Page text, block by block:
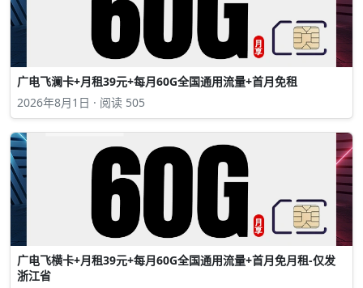
广电飞澜卡+月租39元+每月60G全国通用流量+首月免租
2026年8月1日 · 阅读 505
广电飞横卡+月租39元+每月60G全国通用流量+首月免月租-仅发
浙江省